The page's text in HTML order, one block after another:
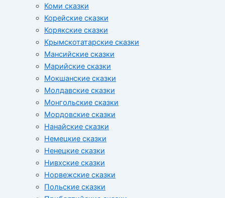
Коми сказки
Корейские сказки
Корякские сказки
Крымскотатарские сказки
Мансийские сказки
Марийские сказки
Мокшанские сказки
Молдавские сказки
Монгольские сказки
Мордовские сказки
Нанайские сказки
Немецкие сказки
Ненецкие сказки
Нивхские сказки
Норвежские сказки
Польские сказки